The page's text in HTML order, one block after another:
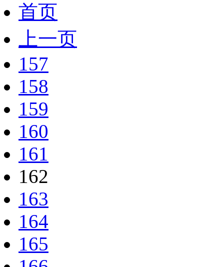
首页
上一页
157
158
159
160
161
162
163
164
165